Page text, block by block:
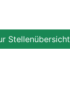
Stellenübersicht